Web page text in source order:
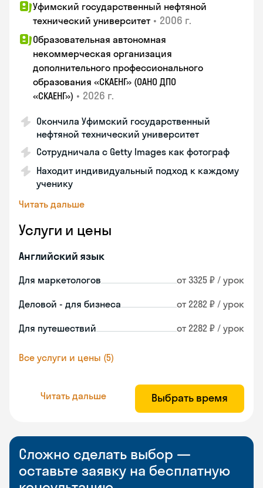
Уфимский государственный нефтяной
технический университет • 2006 г.
Образовательная автономная
некоммерческая организация
дополнительного профессионального
образования «СКАЕНГ» (ОАНО ДПО
«СКАЕНГ») • 2026 г.
Окончила Уфимский государственный
нефтяной технический университет
Сотрудничала с Getty Images как фотограф
Находит индивидуальный подход к каждому
ученику
Читать дальше
Услуги и цены
Английский язык
Для маркетологов от 3325 ₽ / урок
Деловой - для бизнеса от 2282 ₽ / урок
Для путешествий от 2282 ₽ / урок
Все услуги и цены (5)
Читать дальше Выбрать время
Сложно сделать выбор —
оставьте заявку на бесплатную